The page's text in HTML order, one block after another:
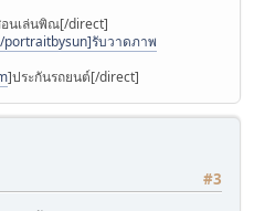
นเล่นพิณ[/direct]
portraitbysun]รับวาดภาพ
]ประกันรถยนต์[/direct]
#3